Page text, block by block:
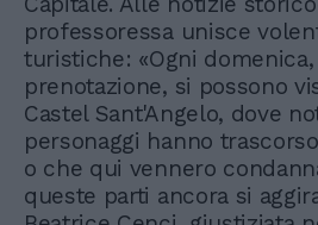
professoressa unisce
turistiche: «Ogni
prenotazione, si possono
Castel Sant'Angelo, dove
personaggi hanno
o che qui vennero
queste parti ancora si